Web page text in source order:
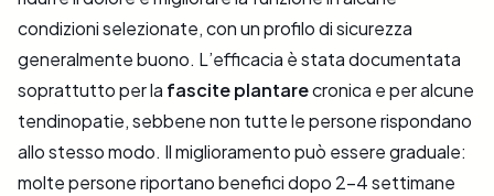
condizioni selezionate, con un profilo di sicurezza
generalmente buono. L’efficacia è stata documentata
soprattutto per la fascite plantarecronica e per alcune
tendinopatie, sebbene non tutte le persone rispondano
allo stesso modo. Il miglioramento può essere graduale:
molte persone riportano benefici dopo 2–4 settimane